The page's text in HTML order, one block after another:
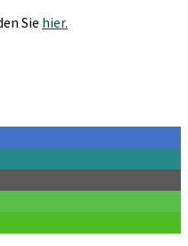
Sie hier.